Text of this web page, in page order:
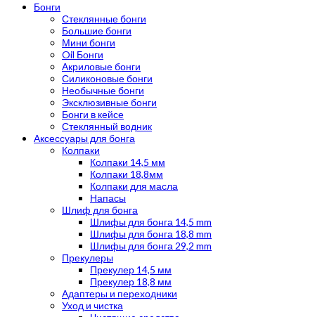
Бонги
Стеклянные бонги
Большие бонги
Мини бонги
Oil Бонги
Акриловые бонги
Силиконовые бонги
Необычные бонги
Эксклюзивные бонги
Бонги в кейсе
Стеклянный водник
Аксессуары для бонга
Колпаки
Колпаки 14,5 мм
Колпаки 18,8мм
Колпаки для масла
Напасы
Шлиф для бонга
Шлифы для бонга 14,5 mm
Шлифы для бонга 18,8 mm
Шлифы для бонга 29,2 mm
Прекулеры
Прекулер 14,5 мм
Прекулер 18,8 мм
Адаптеры и переходники
Уход и чистка